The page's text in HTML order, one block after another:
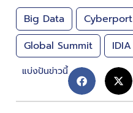
Big Data
Cyberport
Global Summit
IDIA
แบ่งปันข่าวนี้